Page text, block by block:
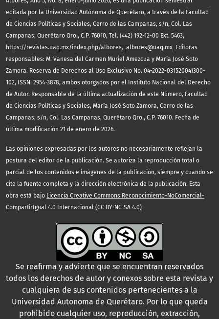
editada por la Universidad Autónoma de Querétaro, a través de la Facultad
de Ciencias Políticas y Sociales, Cerro de las Campanas, s/n, Col. Las
Campanas, Querétaro Qro., C.P. 76010, Tel. (442) 192-12-00 Ext. 5463,
https://revistas.uaq.mx/index.php/albores, albores@uaq.mx Editoras
responsables: M. Vanesa del Carmen Muriel Amezcua y María José Soto
Zamora. Reserva de Derechos al Uso Exclusivo No. 04-2022-031520041300-
102, ISSN: 2954-3878, ambos otorgados por el Instituto Nacional del Derecho
de Autor. Responsable de la última actualización de este Número, Facultad
de Ciencias Políticas y Sociales, María José Soto Zamora, Cerro de las
Campanas, s/n, Col. Las Campanas, Querétaro Qro., C.P. 76010. Fecha de
última modificación 21 de enero de 2026.
Las opiniones expresadas por los autores no necesariamente reflejan la
postura del editor de la publicación. Se autoriza la reproducción total o
parcial de los contenidos e imágenes de la publicación, siempre y cuando se
cite la fuente completa y la dirección electrónica de la publicación. Esta
obra está bajo Licencia Creative Commons Reconocimiento-NoComercial-
CompartirIgual 4.0 Internacional (CC BY-NC-SA 4.0)
Se reafirma y advierte que se encuentran reservados
todos los derechos de autor y conexos sobre esta revista y
cualquiera de sus contenidos pertenecientes a la
Universidad Autonoma de Querétaro. Por lo que queda
prohibido cualquier uso, reproducción, extracción,